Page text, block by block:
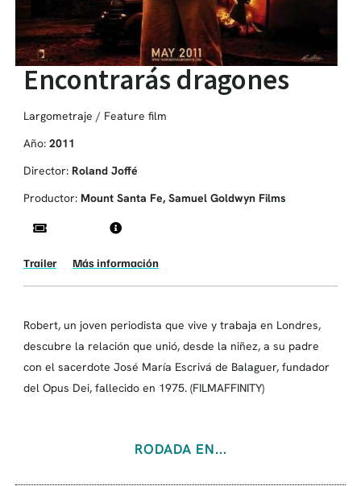
Encontrarás dragones
Largometraje / Feature film
Año: 2011
Director: Roland Joffé
Productor: Mount Santa Fe, Samuel Goldwyn Films
Trailer Más información
Robert, un joven periodista que vive y trabaja en Londres,
descubre la relación que unió, desde la niñez, a su padre
con el sacerdote José María Escrivá de Balaguer, fundador
del Opus Dei, fallecido en 1975. (FILMAFFINITY)
RODADA EN...